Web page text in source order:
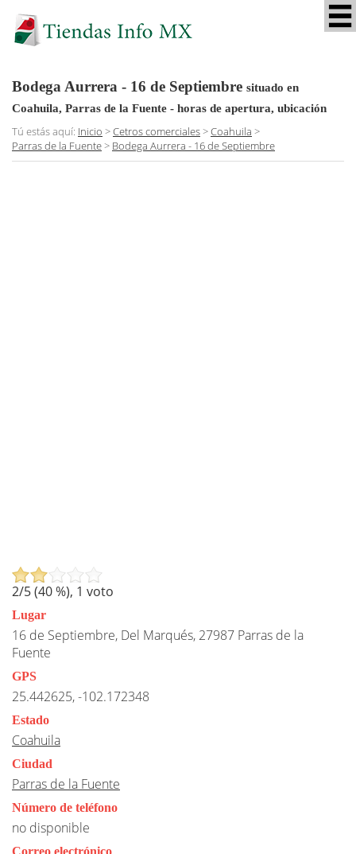
Bodega Aurrera - 16 de Septiembre situado en
Coahuila, Parras de la Fuente - horas de apertura, ubicación
Tú estás aquí: Inicio >Cetros comerciales>Coahuila >
Parras de la Fuente> Bodega Aurrera - 16 de Septiembre
2/5 (40%), 1 voto
Lugar
16 de Septiembre, Del Marqués, 27987 Parras de la
Fuente
GPS
25.442625, -102.172348
Estado
Coahuila
Ciudad
Parras de la Fuente
Número de teléfono
no disponible
Correo electrónico